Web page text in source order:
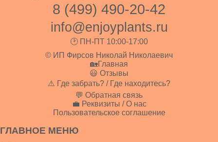
8 (499) 490-20-42
info@enjoyplants.ru
🕑 ПН-ПТ 10:00-17:00
© ИП Фирсов Николай Николаевич
🏡Главная
😃 Отзывы
⚠️ Где забрать? / Где находитесь?
💬 Обратная связь
💼 Реквизиты / О нас
Пользовательское соглашение
ГЛАВНОЕ МЕНЮ